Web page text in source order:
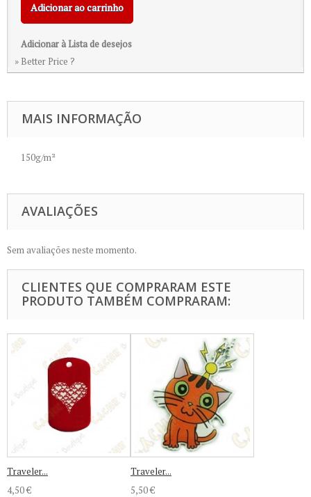
Adicionar ao carrinho
Adicionar à Lista de desejos
» Better Price ?
MAIS INFORMAÇÃO
150g/m²
AVALIAÇÕES
Sem avaliações neste momento.
CLIENTES QUE COMPRARAM ESTE
PRODUTO TAMBÉM COMPRARAM:
Traveler...
4,50 €
Traveler...
5,50 €